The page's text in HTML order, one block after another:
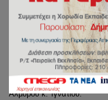
πανηγυρίζει ἡ Ἱερὰ Μονή.
Τὴν παραμονὴ τῆς
χοροστατοῦντος τοῦ
Καλλινίκου, ὁ ὁποῖος
συγχοροστατοῦντος τοῦ
Ἁλμυροῦ κ. Ἰγνατίου.